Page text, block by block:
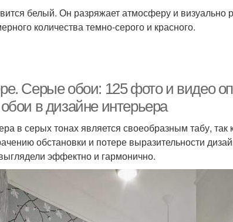
белый. Он разряжает атмосферу и визуально
количества темно-серого и красного.
Серые обои: 125 фото и видео
в дизайне интерьера
в серых тонах является своеобразным табу, так
обстановки и потере выразительности
эффектно и гармонично.